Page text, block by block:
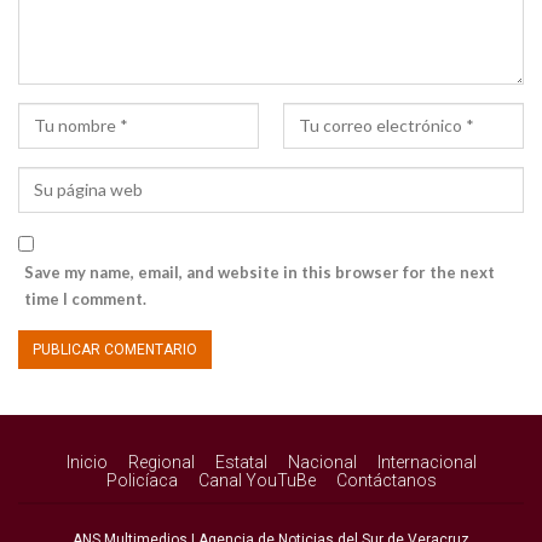
Save my name, email, and website in this browser for the next
time I comment.
Inicio Regional Estatal Nacional
Internacional
Policíaca
Canal YouTuBe Contáctanos